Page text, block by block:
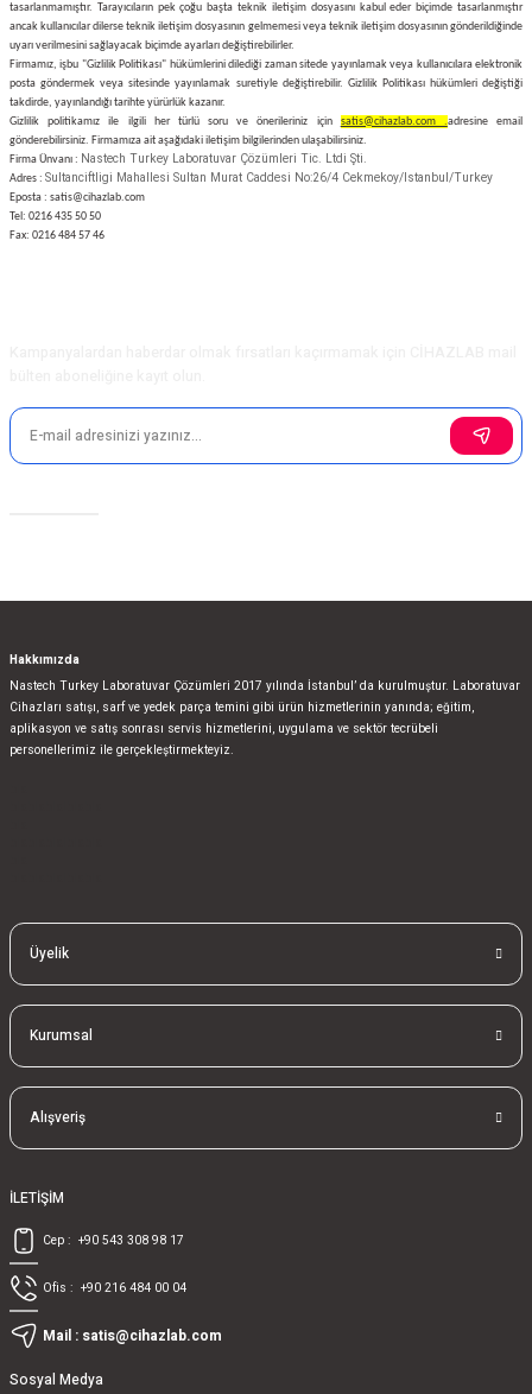
tasarlanmamıştır. Tarayıcıların pek çoğu başta teknik iletişim dosyasını kabul eder biçimde tasarlanmıştır
ancak kullanıcılar dilerse teknik iletişim dosyasının gelmemesi veya teknik iletişim dosyasının gönderildiğinde
uyarı verilmesini sağlayacak biçimde ayarları değiştirebilirler.
Firmamız, işbu "Gizlilik Politikası" hükümlerini dilediği zaman sitede yayınlamak veya kullanıcılara elektronik
posta göndermek veya sitesinde yayınlamak suretiyle değiştirebilir. Gizlilik Politikası hükümleri değiştiği
takdirde, yayınlandığı tarihte yürürlük kazanır.
Gizlilik politikamız ile ilgili her türlü soru ve önerileriniz için satis@cihazlab.com .adresine email
gönderebilirsiniz. Firmamıza ait aşağıdaki iletişim bilgilerinden ulaşabilirsiniz.
Firma Ünvanı : Nastech Turkey Laboratuvar Çözümleri Tic. Ltdi Şti.
Adres : Sultanciftligi Mahallesi Sultan Murat Caddesi No:26/4 Cekmekoy/Istanbul/Turkey
Eposta : satis@cihazlab.com
Tel: 0216 435 50 50
Fax: 0216 484 57 46
Hakkımızda
Nastech Turkey Laboratuvar Çözümleri 2017 yılında İstanbul’ da kurulmuştur. Laboratuvar
Cihazları satışı, sarf ve yedek parça temini gibi ürün hizmetlerinin yanında; eğitim,
aplikasyon ve satış sonrası servis hizmetlerini, uygulama ve sektör tecrübeli
personellerimiz ile gerçekleştirmekteyiz.
Üyelik
Kurumsal
Alışveriş
İLETİŞİM
Cep : +90 543 308 98 17
Ofis : +90 216 484 00 04
Mail : satis@cihazlab.com
Sosyal Medya